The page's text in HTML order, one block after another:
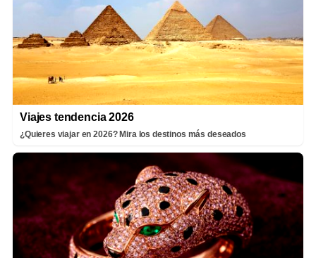
Viajes tendencia 2026
¿Quieres viajar en 2026? Mira los destinos más deseados